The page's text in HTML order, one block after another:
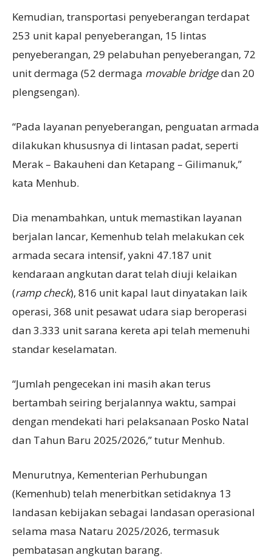
Kemudian, transportasi penyeberangan terdapat
253 unit kapal penyeberangan, 15 lintas
penyeberangan, 29 pelabuhan penyeberangan, 72
unit dermaga (52 dermaga movable bridgedan 20
plengsengan).
“Pada layanan penyeberangan, penguatan armada
dilakukan khususnya di lintasan padat, seperti
Merak – Bakauheni dan Ketapang – Gilimanuk,”
kata Menhub.
Dia menambahkan, untuk memastikan layanan
berjalan lancar, Kemenhub telah melakukan cek
armada secara intensif, yakni 47.187 unit
kendaraan angkutan darat telah diuji kelaikan
(ramp check), 816 unit kapal laut dinyatakan laik
operasi, 368 unit pesawat udara siap beroperasi
dan 3.333 unit sarana kereta api telah memenuhi
standar keselamatan.
“Jumlah pengecekan ini masih akan terus
bertambah seiring berjalannya waktu, sampai
dengan mendekati hari pelaksanaan Posko Natal
dan Tahun Baru 2025/2026,” tutur Menhub.
Menurutnya, Kementerian Perhubungan
(Kemenhub) telah menerbitkan setidaknya 13
landasan kebijakan sebagai landasan operasional
selama masa Nataru 2025/2026, termasuk
pembatasan angkutan barang.